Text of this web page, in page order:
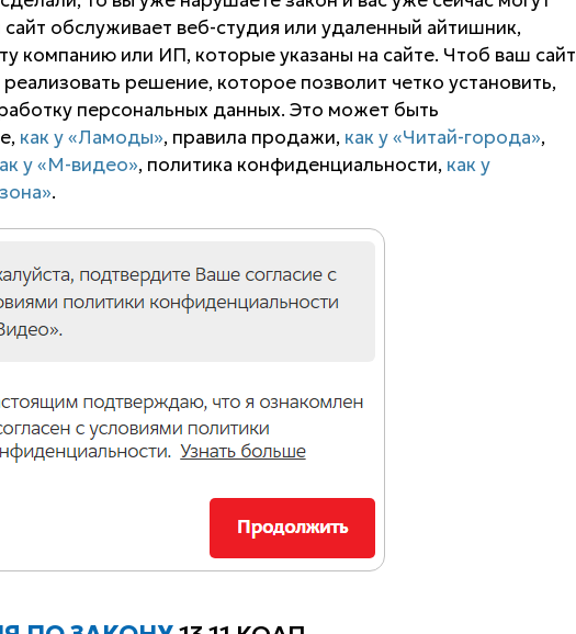
обслуживает веб-студия или удаленный айтишник,
компанию или ИП, которые указаны на сайте. Чтоб ваш сайт
решение, которое позволит четко установить,
персональных данных. Это может быть
как у «Ламоды», правила продажи, как у «Читай-города»,
у «М-видео», политика конфиденциальности, как у
.